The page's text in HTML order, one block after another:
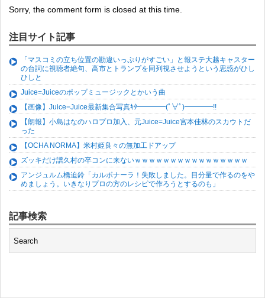
Sorry, the comment form is closed at this time.
注目サイト記事
「マスコミの立ち位置の勘違いっぷりがすごい」と報ステ大越キャスター
の台詞に視聴者絶句、高市とトランプを同列視させようという思惑がひし
ひしと
Juice=Juiceのポップミュージックとかいう曲
【画像】Juice=Juice最新集合写真ｷﾀ━━━━(ﾟ∀ﾟ)━━━━!!
【朗報】小島はなのハロプロ加入、元Juice=Juice宮本佳林のスカウトだ
った
【OCHA NORMA】米村姫良々の無加工ドアップ
ズッキだけ譜久村の卒コンに来ないｗｗｗｗｗｗｗｗｗｗｗｗｗｗｗｗ
アンジュルム橋迫鈴「カルボナーラ！失敗しました。目分量で作るのをや
めましょう。いきなりプロの方のレシピで作ろうとするのも」
記事検索